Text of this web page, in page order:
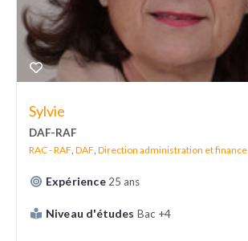
Sylvie
DAF-RAF
RAC - RAF, DAF, Direction administration et finance
Expérience 25 ans
Niveau d'études Bac +4